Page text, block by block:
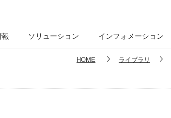
報 ソリューション インフォメーション
HOME ライブラリ